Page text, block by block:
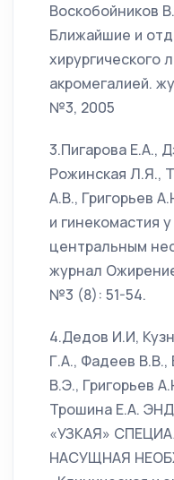
Воскобойников
Ближайшие и
хирургического
акромегалией.
№3, 2005
3.Пигарова Е.А.,
Рожинская Л.Я.,
А.В., Григорьев
и гинекомастия
центральным
журнал
№3 (8): 51-54.
4.Дедов И.И,
Г.А., Фадеев
В.Э., Григорьев
Трошина Е.А.
«УЗКАЯ»
НАСУЩНАЯ